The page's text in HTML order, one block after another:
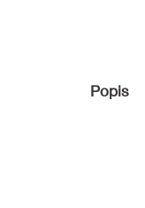
Popis